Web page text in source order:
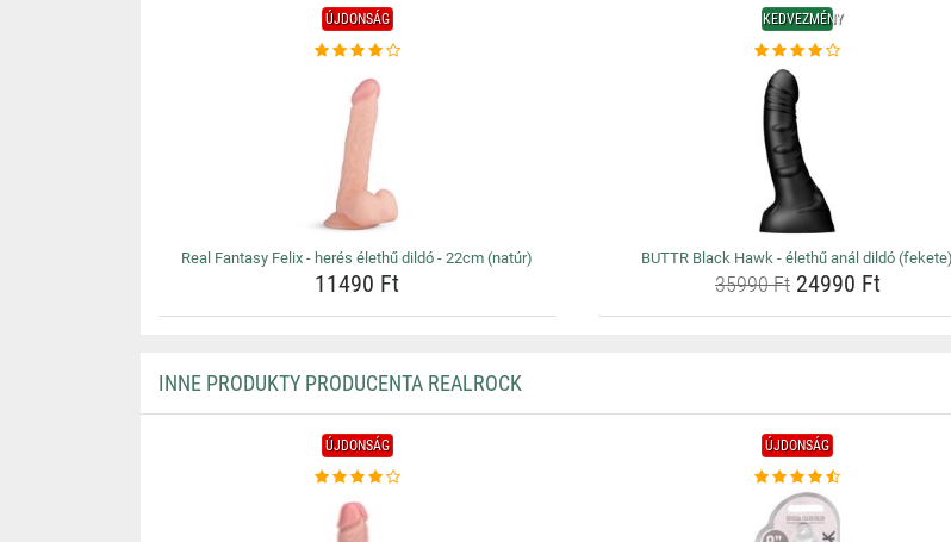
ÚJDONSÁG
Real Fantasy Felix - herés élethű dildó - 22cm (natúr)
11490 Ft
KEDVEZMÉNY
BUTTR Black Hawk - élethű anál dildó (fekete)
35990 Ft24990 Ft
INNE PRODUKTY PRODUCENTA REALROCK
ÚJDONSÁG ÚJDONSÁG